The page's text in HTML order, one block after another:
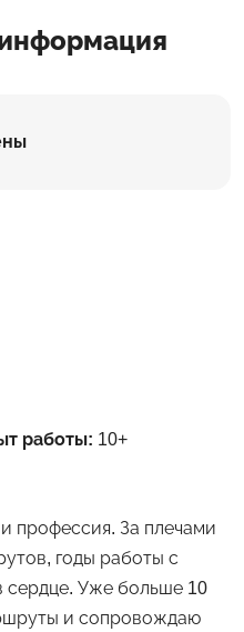
работы: 10+
профессия. За плечами
годы работы с
сердце. Уже больше 10
и сопровождаю